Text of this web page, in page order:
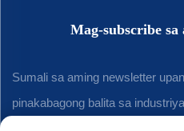
Mag-subscribe
Sumali sa aming newsletter
pinakabagong balita sa